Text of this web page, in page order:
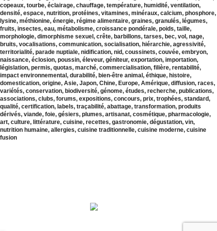
copeaux, tourbe, éclairage, chauffage, température, humidité, ventilation,
densité, espace, nutrition, protéines, vitamines, minéraux, calcium, phosphore,
lysine, méthionine, énergie, régime alimentaire, graines, granulés, légumes,
fruits, insectes, eau, métabolisme, croissance pondérale, poids, taille,
morphologie, dimorphisme sexuel, crête, barbillons, tarses, bec, vol, nage,
bruits, vocalisations, communication, socialisation, hiérarchie, agressivité,
territorialité, parade nuptiale, nidification, nid, coussinets, couvée, embryon,
naissance, éclosion, poussin, éleveur, géniteur, exportation, importation,
législation, permis, quotas, marché, commercialisation, filière, rentabilité,
impact environnemental, durabilité, bien-être animal, éthique, histoire,
domestication, origine, Asie, Japon, Chine, Europe, Amérique, diffusion, races,
variétés, conservation, biodiversité, génome, études, recherche, publications,
associations, clubs, forums, expositions, concours, prix, trophées, standard,
qualité, certification, labels, traçabilité, abattage, transformation, produits
dérivés, viande, foie, gésiers, plumes, artisanat, cosmétique, pharmacologie,
art, culture, littérature, cuisine, recettes, gastronomie, dégustation, vin,
nutrition humaine, allergies, cuisine traditionnelle, cuisine moderne, cuisine
fusion